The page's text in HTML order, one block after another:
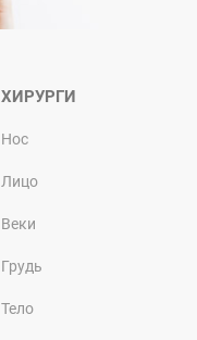
ХИРУРГИ
Нос
Лицо
Веки
Грудь
Тело